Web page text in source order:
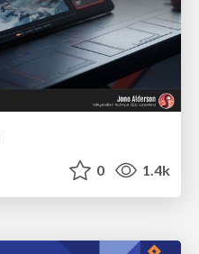
0 1.4k